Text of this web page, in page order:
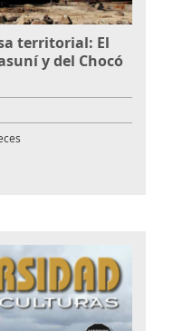
territorial: El
y del Chocó